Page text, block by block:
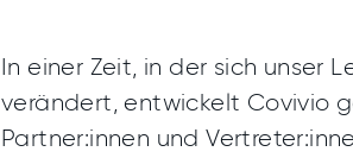
In einer Zeit, in der sich unser
verändert, entwickelt Covivio
Partner:innen und